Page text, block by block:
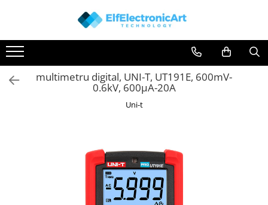
Toate Produsele
Audio
Auto
Instrumente de masura si control
multimetru digital, UNI-T, UT191E, 600mV-
0.6kV, 600µA-20A
Uni-t